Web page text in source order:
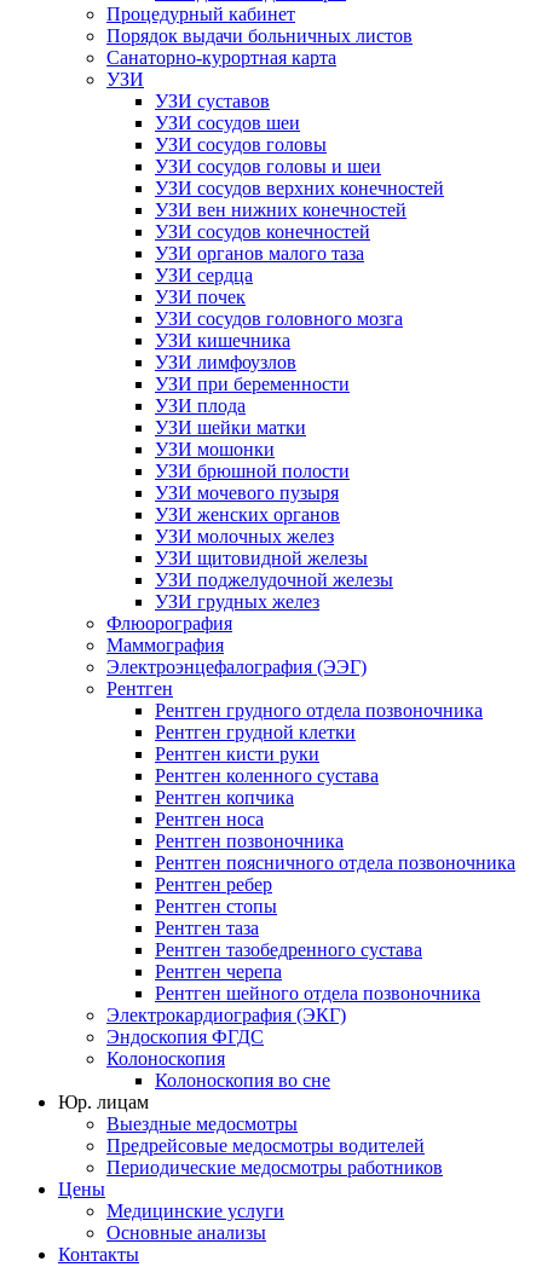
Процедурный кабинет
Порядок выдачи больничных листов
Санаторно-курортная карта
УЗИ
УЗИ суставов
УЗИ сосудов шеи
УЗИ сосудов головы
УЗИ сосудов головы и шеи
УЗИ сосудов верхних конечностей
УЗИ вен нижних конечностей
УЗИ сосудов конечностей
УЗИ органов малого таза
УЗИ сердца
УЗИ почек
УЗИ сосудов головного мозга
УЗИ кишечника
УЗИ лимфоузлов
УЗИ при беременности
УЗИ плода
УЗИ шейки матки
УЗИ мошонки
УЗИ брюшной полости
УЗИ мочевого пузыря
УЗИ женских органов
УЗИ молочных желез
УЗИ щитовидной железы
УЗИ поджелудочной железы
УЗИ грудных желез
Флюорография
Маммография
Электроэнцефалография (ЭЭГ)
Рентген
Рентген грудного отдела позвоночника
Рентген грудной клетки
Рентген кисти руки
Рентген коленного сустава
Рентген копчика
Рентген носа
Рентген позвоночника
Рентген поясничного отдела позвоночника
Рентген ребер
Рентген стопы
Рентген таза
Рентген тазобедренного сустава
Рентген черепа
Рентген шейного отдела позвоночника
Электрокардиография (ЭКГ)
Эндоскопия ФГДС
Колоноскопия
Колоноскопия во сне
Юр. лицам
Выездные медосмотры
Предрейсовые медосмотры водителей
Периодические медосмотры работников
Цены
Медицинские услуги
Основные анализы
Контакты